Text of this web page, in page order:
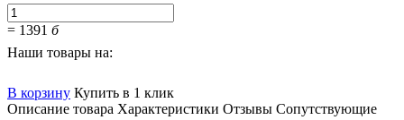
= 1391 б
Наши товары на:
В корзину Купить в 1 клик
Описание товара Характеристики Отзывы Сопутствующие